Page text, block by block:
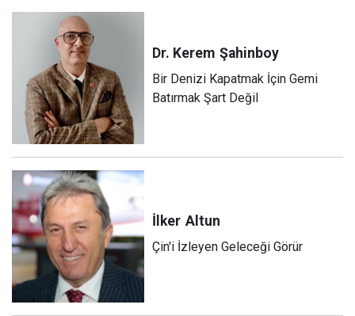
Dr. Kerem Şahinboy
Bir Denizi Kapatmak İçin Gemi
Batırmak Şart Değil
İlker Altun
Çin'i İzleyen Geleceği Görür